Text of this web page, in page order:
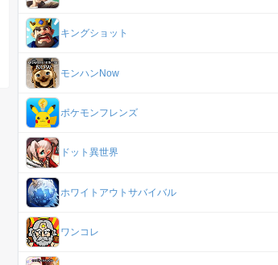
キングショット
モンハンNow
ポケモンフレンズ
ドット異世界
ホワイトアウトサバイバル
ワンコレ